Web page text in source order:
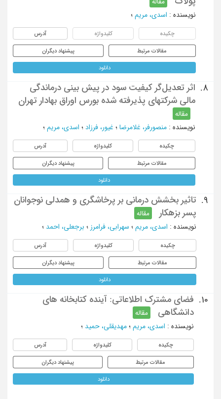
نویسنده : اسدی، مریم ؛
چکیده کلیدواژه آدرس
مقالات مرتبط پیشنهاد دیگران
دانلود
8.
اثر تعدیل‌گر کیفیت سود در پیش بینی درماندگی
مالی شرکتهای پذیرفته شده بورس اوراق بهادار تهران
مقاله
نویسنده : منصورفر، غلامرضا ؛ غیور، فرزاد ؛ اسدی، مریم ؛
چکیده کلیدواژه آدرس
مقالات مرتبط پیشنهاد دیگران
دانلود
9.
تاثیر بخشش درمانی بر پرخاشگری و همدلی نوجوانان
پسر بزهکار
مقاله
نویسنده : اسدی، مریم ؛ سهرابی، فرامرز ؛ برجعلی، احمد ؛
چکیده کلیدواژه آدرس
مقالات مرتبط پیشنهاد دیگران
دانلود
10.
فضای مشترک اطلاعاتی: آینده کتابخانه های
دانشگاهی
مقاله
نویسنده : اسدی، مریم ؛ مهدیقلی، حمید ؛
چکیده کلیدواژه آدرس
مقالات مرتبط پیشنهاد دیگران
دانلود